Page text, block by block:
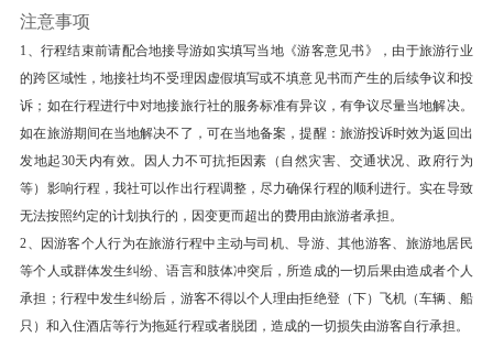
其他
第4天 禾木—北屯—火车—乌市（360KM，行车约4
小时）
早上，乘坐越野车进入核心景区—有“东方瑞士”之
称的【喀纳斯湖】
【喀纳斯湖】 (门票 ；游览时长：2.5 小时)喀纳
斯湖（Kanas Lake）：国家AAAAA级旅游景区、
国家地质公园、国家森林公园、中国自然保护区、
国家自然遗产、全国低碳旅游实验区、中国最美湖
泊，喀纳斯湖雪峰耸峙绿坡墨林，湖光山色美不胜
注意事项
1、行程结束前请配合地接导游如实填写当地《游客意见书》，由于旅游行业
的跨区域性，地接社均不受理因虚假填写或不填意见书而产生的后续争议和投
诉；如在行程进行中对地接旅行社的服务标准有异议，有争议尽量当地解决。
如在旅游期间在当地解决不了，可在当地备案，提醒：旅游投诉时效为返回出
发地起30天内有效。因人力不可抗拒因素（自然灾害、交通状况、政府行为
等）影响行程，我社可以作出行程调整，尽力确保行程的顺利进行。实在导致
无法按照约定的计划执行的，因变更而超出的费用由旅游者承担。
2、因游客个人行为在旅游行程中主动与司机、导游、其他游客、旅游地居民
等个人或群体发生纠纷、语言和肢体冲突后，所造成的一切后果由造成者个人
承担；行程中发生纠纷后，游客不得以个人理由拒绝登（下）飞机（车辆、船
只）和入住酒店等行为拖延行程或者脱团，造成的一切损失由游客自行承担。